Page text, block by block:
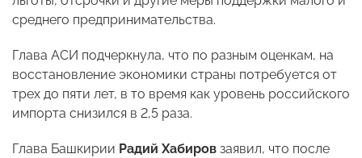
среднего предпринимательства.
Глава АСИ подчеркнула, что по разным оценкам, на
восстановление экономики страны потребуется от
трех до пяти лет, в то время как уровень российского
импорта снизился в 2,5 раза.
Глава Башкирии Радий Хабиров заявил, что после